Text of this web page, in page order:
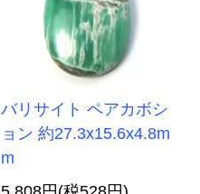
バリサイト ペアカボシ
ョン 約27.3x15.6x4.8m
m